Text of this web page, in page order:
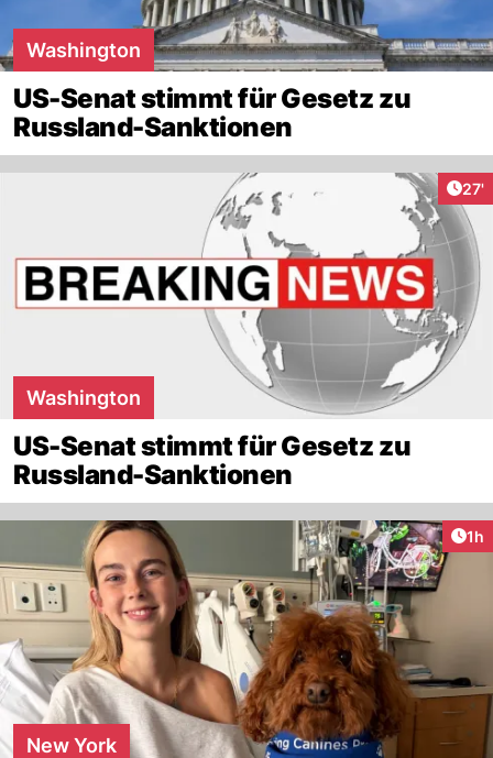
Washington
US-Senat stimmt für Gesetz zu
Russland-Sanktionen
27'
Washington
US-Senat stimmt für Gesetz zu
Russland-Sanktionen
1h
New York